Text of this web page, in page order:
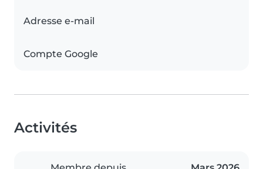
Adresse e-mail
Compte Google
Activités